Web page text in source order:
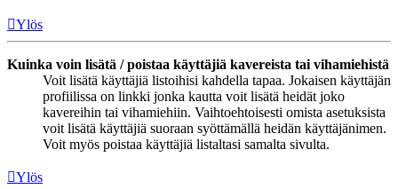
Ylös
Kuinka voin lisätä / poistaa käyttäjiä kavereista tai vihamiehistä
Voit lisätä käyttäjiä listoihisi kahdella tapaa. Jokaisen käyttäjän
profiilissa on linkki jonka kautta voit lisätä heidät joko
kavereihin tai vihamiehiin. Vaihtoehtoisesti omista asetuksista
voit lisätä käyttäjiä suoraan syöttämällä heidän käyttäjänimen.
Voit myös poistaa käyttäjiä listaltasi samalta sivulta.
Ylös